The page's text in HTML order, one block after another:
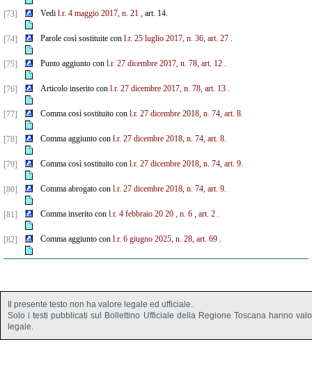
[73] Vedi l.r. 4 maggio 2017, n. 21, art. 14.
[74] Parole così sostituite con l.r. 25 luglio 2017, n. 36, art. 27.
[75] Punto aggiunto con l.r. 27 dicembre 2017, n. 78, art. 12.
[76] Articolo inserito con l.r. 27 dicembre 2017, n. 78, art. 13.
[77] Comma così sostituito con l.r. 27 dicembre 2018, n. 74, art. 8.
[78] Comma aggiunto con l.r. 27 dicembre 2018, n. 74, art. 8.
[79] Comma così sostituito con l.r. 27 dicembre 2018, n. 74, art. 9.
[80] Comma abrogato con l.r. 27 dicembre 2018, n. 74, art. 9.
[81] Comma inserito con l.r. 4 febbraio 20 20 , n. 6 , art. 2 .
[82] Comma aggiunto con l.r. 6 giugno 2025, n. 28, art. 69.
Il presente testo non ha valore legale ed ufficiale.
Solo i testi pubblicati sul Bollettino Ufficiale della Regione Toscana hanno
legale.